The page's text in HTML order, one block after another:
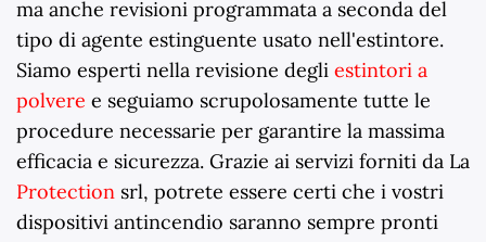
ma anche revisioni programmata a seconda del
tipo di agente estinguente usato nell'estintore.
Siamo esperti nella revisione degli estintori a
polvere e seguiamo scrupolosamente tutte le
procedure necessarie per garantire la massima
efficacia e sicurezza. Grazie ai servizi forniti da La
Protection srl, potrete essere certi che i vostri
dispositivi antincendio saranno sempre pronti